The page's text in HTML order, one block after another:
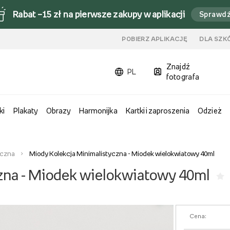
Rabat –15 zł na pierwsze zakupy w aplikacji
POBIERZ APLIKACJĘ DLA
PL
Znajdź
fotografa
Plakaty Obrazy Harmonijka Kartki i zaproszenia Odzież
Miody Kolekcja Minimalistyczna - Miodek wielokwiatowy 40ml
- Miodek wielokwiatowy 40ml
Cena: